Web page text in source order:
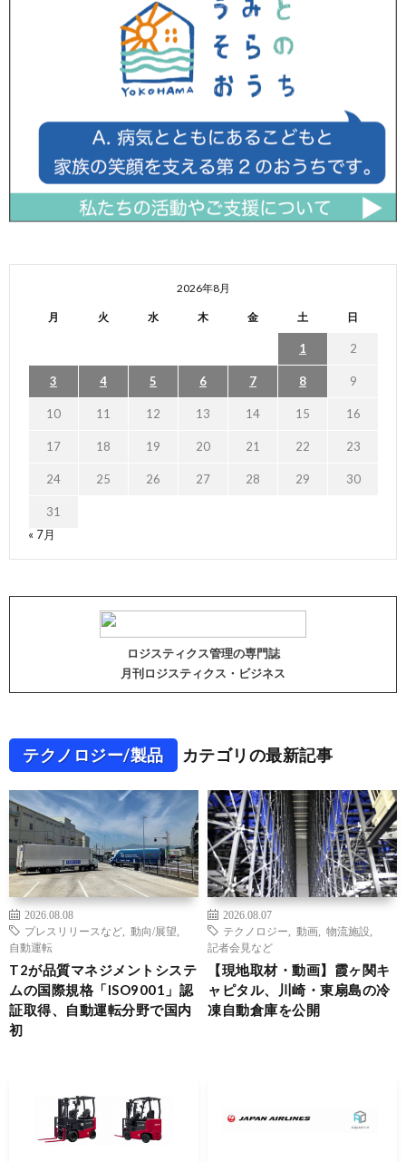
2026年8月
月 火 水 木 金 土 日
1 2
3 4 5 6 7 8 9
10 11 12 13 14 15 16
17 18 19 20 21 22 23
24 25 26 27 28 29 30
31
« 7月
ロジスティクス管理の専門誌
月刊ロジスティクス・ビジネス
テクノロジー/製品 カテゴリの最新記事
2026.08.08
プレスリリースなど
動向/展望
自動運転
T2が品質マネジメントシステ
ムの国際規格「ISO9001」認
証取得、自動運転分野で国内
初
2026.08.07
テクノロジー
動画 物流施設
記者会見など
【現地取材・動画】霞ヶ関キ
ャピタル、川崎・東扇島の冷
凍自動倉庫を公開